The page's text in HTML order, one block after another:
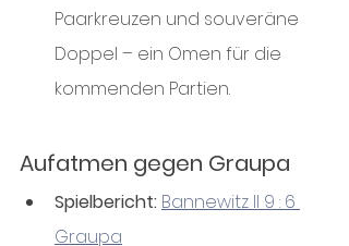
Paarkreuzen und souveräne
Doppel – ein Omen für die
kommenden Partien.
Aufatmen gegen Graupa
Spielbericht: Bannewitz II 9 : 6
Graupa